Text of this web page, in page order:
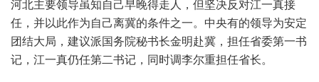
河北主要领导虽知自己早晚得走人，但坚决反对江一真接
任，并以此作为自己离冀的条件之一。中央有的领导为安定
团结大局，建议派国务院秘书长金明赴冀，担任省委第一书
记，江一真仍任第二书记，同时调李尔重担任省长。